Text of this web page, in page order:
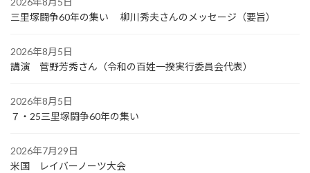
三里塚闘争60年の集い 柳川秀夫さんのメッセージ（要旨）
2026年8月5日
講演 菅野芳秀さん（令和の百姓一揆実行委員会代表）
2026年8月5日
７・25三里塚闘争60年の集い
2026年7月29日
米国 レイバーノーツ大会